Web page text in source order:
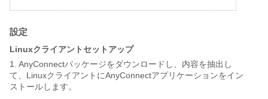
設定
Linuxクライアントセットアップ
1. AnyConnectパッケージをダウンロードし、内容を抽出し
て、LinuxクライアントにAnyConnectアプリケーションをイン
ストールします。